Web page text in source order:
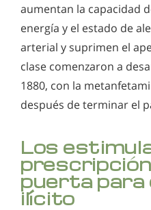
Riesgos para la salud del
tranquilizantes
Riesgos para la salud del
aumentan la capacidad
energía y el estado de
arterial y suprimen el
clase comenzaron a
1880, con la
después de terminar el
Los
puerta para
ilícito